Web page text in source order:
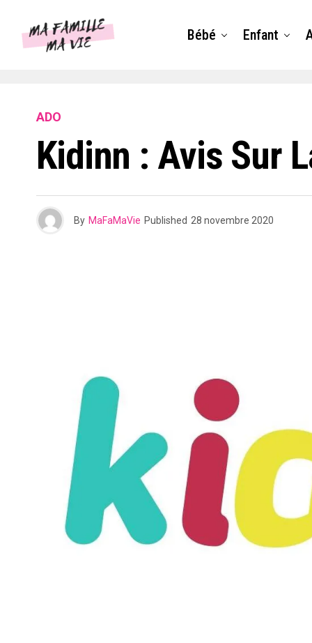
Bébé Enfant
ADO
Kidinn : Avis Sur
By MaFaMaVie Published 28 novembre 2020